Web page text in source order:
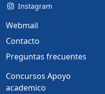
Instagram
Webmail
Contacto
Preguntas frecuentes
Concursos Apoyo
academico